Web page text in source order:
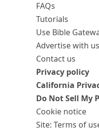
FAQs
Tutorials
Use Bible
Advertise with us
Contact us
Privacy policy
California
Do Not Sell My
Cookie notice
Site: Terms of